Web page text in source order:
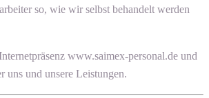
so, wie wir selbst behandelt werden
www.saimex-personal.de und
uns und unsere Leistungen.